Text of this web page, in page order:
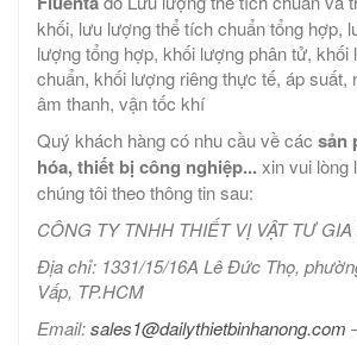
khối, lưu lượng thể tích chuẩn tổng hợp,
lượng tổng hợp, khối lượng phân tử, khối
chuẩn, khối lượng riêng thực tế, áp suất,
âm thanh, vận tốc khí
Quý khách hàng có nhu cầu về các sản
hóa, thiết bị công nghiệp...xin vui lòng
chúng tôi theo thông tin sau:
CÔNG TY TNHH THIẾT VỊ VẬT TƯ GIA
Địa chỉ: 1331/15/16A Lê Đức Thọ,
Vấp, TP.HCM
Email:sales1@dailythietbinhanong.com